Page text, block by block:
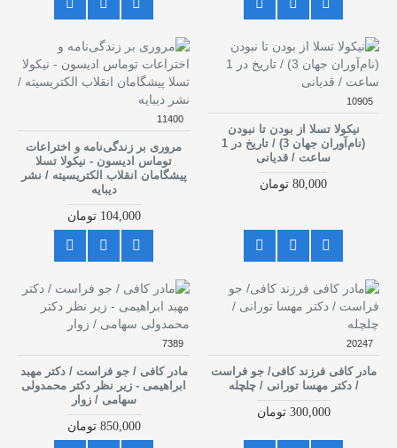
10905
نیکولا تسلا از بودن تا نبودن
(نام‌آوران جهان 3) / تاریخ در 1
ساعت / قدیانی
80,000 تومان
11400
مروری بر زندگی‌نامه و اختراعات
توماس ادیسون - نیکولا تسلا
پیشگامان انقلاب الکتریسیته / نشر
دیبایه
104,000 تومان
20247
مادر کافی فرزند کافی/ جو فراست
/ دکتر مهسا تورانی / چلچله
300,000 تومان
7389
مادر کافی / جو فراست / دکتر مهبد
ابراهیمی - زیر نظر دکتر محمدولی
سهامی / زوار
850,000 تومان